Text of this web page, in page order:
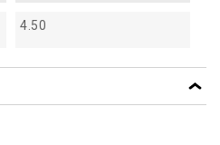
4.50